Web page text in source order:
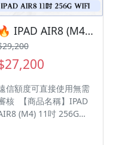
您安排快速審核及回報審
進度 LINE
ID:@kjg6280d 大呼小叫
通訊行 雲林縣虎尾鎮林
森路二段200號 電話:05-
在地經營12年店
🔥 IPAD AIR8 (M4) 11吋 256G WIFI 有額度快速過件 🎯 想換新機？現在就是最佳時機！現貨當天審件當天過件即可以馬上寄出
信額度可直接使用無需
核 【商品名稱】IPAD
(M4) 11吋 256G